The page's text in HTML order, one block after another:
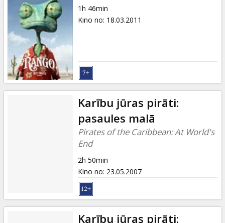
1h 46min
Kino no: 18.03.2011
Karību jūras pirāti:
pasaules malā
Pirates of the Caribbean: At World's
End
2h 50min
Kino no: 23.05.2007
Karību jūras pirāti: